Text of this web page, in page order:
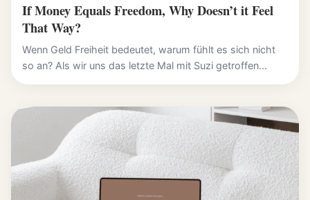
If Money Equals Freedom, Why Doesn’t it Feel
That Way?
Wenn Geld Freiheit bedeutet, warum fühlt es sich nicht
so an? Als wir uns das letzte Mal mit Suzi getroffen...